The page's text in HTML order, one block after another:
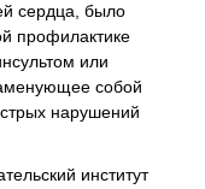
сердца, было
профилактике
или
собой
нарушений
институт